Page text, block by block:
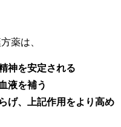
薬は、
神を安定される
液を補う
げ、上記作用をより高め